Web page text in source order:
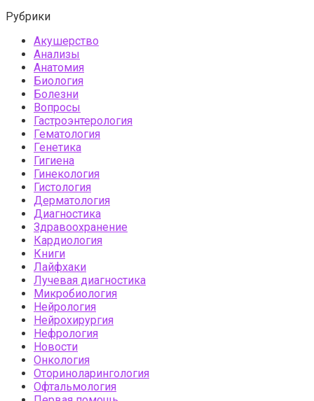
Рубрики
Акушерство
Анализы
Анатомия
Биология
Болезни
Вопросы
Гастроэнтерология
Гематология
Генетика
Гигиена
Гинекология
Гистология
Дерматология
Диагностика
Здравоохранение
Кардиология
Книги
Лайфхаки
Лучевая диагностика
Микробиология
Нейрология
Нейрохирургия
Нефрология
Новости
Онкология
Оториноларингология
Офтальмология